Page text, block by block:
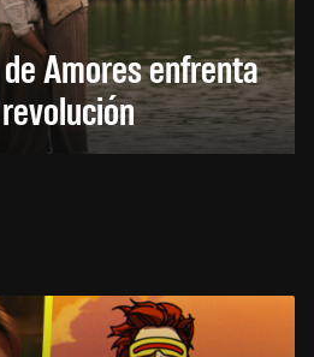
Amores enfrenta